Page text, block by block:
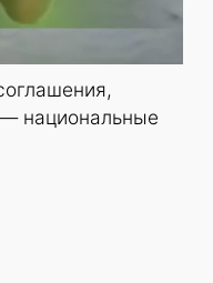
национальные